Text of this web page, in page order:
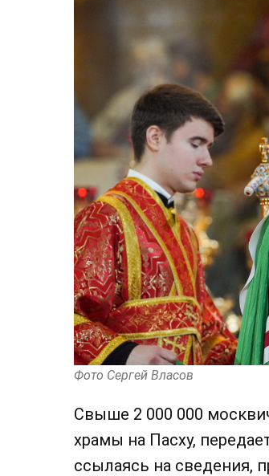
Фото Сергей Власов
Свыше 2 000 000
храмы на Пасху,
ссылаясь на сведения,